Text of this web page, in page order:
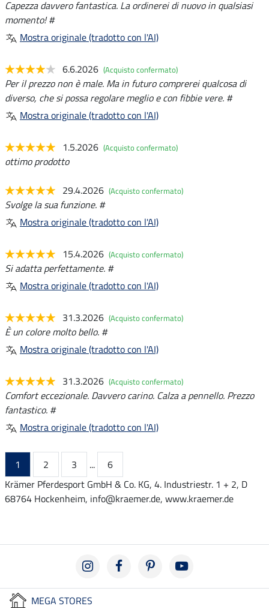
Capezza davvero fantastica. La ordinerei di nuovo in qualsiasi
momento! #
Mostra originale (tradotto con l'AI)
6.6.2026 (Acquisto confermato)
Per il prezzo non è male. Ma in futuro comprerei qualcosa di
diverso, che si possa regolare meglio e con fibbie vere. #
Mostra originale (tradotto con l'AI)
1.5.2026 (Acquisto confermato)
ottimo prodotto
29.4.2026 (Acquisto confermato)
Svolge la sua funzione. #
Mostra originale (tradotto con l'AI)
15.4.2026 (Acquisto confermato)
Si adatta perfettamente. #
Mostra originale (tradotto con l'AI)
31.3.2026 (Acquisto confermato)
È un colore molto bello. #
Mostra originale (tradotto con l'AI)
31.3.2026 (Acquisto confermato)
Comfort eccezionale. Davvero carino. Calza a pennello. Prezzo
fantastico. #
Mostra originale (tradotto con l'AI)
1 2 3 ...
6
Krämer Pferdesport GmbH & Co. KG, 4. Industriestr. 1 + 2, D
68764 Hockenheim, info@kraemer.de, www.kraemer.de
MEGA STORES